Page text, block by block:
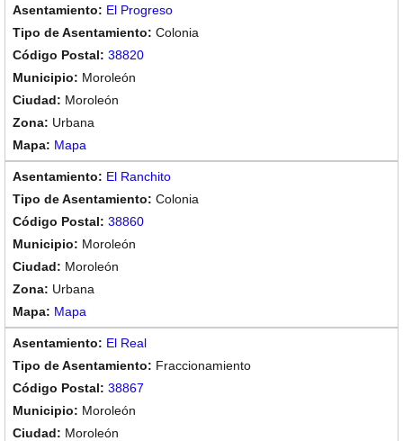
El Progreso
Colonia
38820
Moroleón
Moroleón
Urbana
Mapa
El Ranchito
Colonia
38860
Moroleón
Moroleón
Urbana
Mapa
El Real
Fraccionamiento
38867
Moroleón
Moroleón